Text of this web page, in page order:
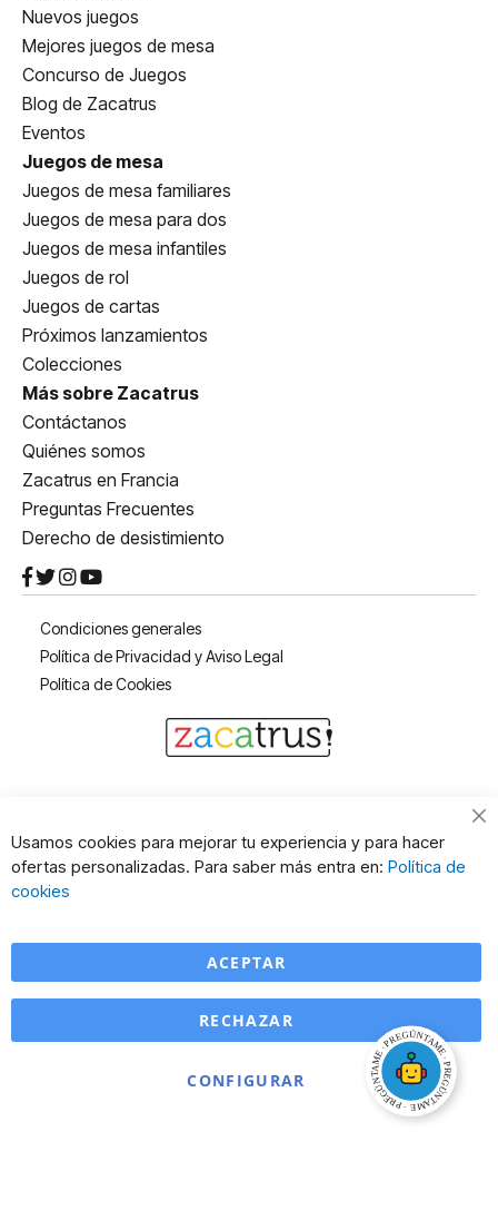
Nuevos juegos
Mejores juegos de mesa
Concurso de Juegos
Blog de Zacatrus
Eventos
Juegos de mesa
Juegos de mesa familiares
Juegos de mesa para dos
Juegos de mesa infantiles
Juegos de rol
Juegos de cartas
Próximos lanzamientos
Colecciones
Más sobre Zacatrus
Contáctanos
Quiénes somos
Zacatrus en Francia
Preguntas Frecuentes
Derecho de desistimiento
Condiciones generales
Política de Privacidad y Aviso Legal
Política de Cookies
Usamos cookies para mejorar tu experiencia y para hacer
ofertas personalizadas. Para saber más entra en: Política de
cookies
ACEPTAR
CONFIGURAR
RECHAZAR